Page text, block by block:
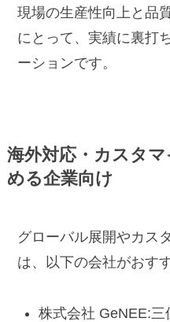
現場の生産性向上と品
にとって、実績に裏打
ーションです。
海外対応・カスタ
める企業向け
グローバル展開やカス
は、以下の会社がおす
株式会社 GeNEE: